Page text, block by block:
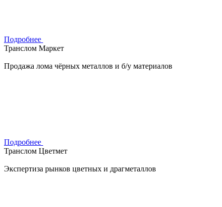
Подробнее
Транслом Маркет
Продажа лома чёрных металлов и б/у материалов
Подробнее
Транслом Цветмет
Экспертиза рынков цветных и драгметаллов